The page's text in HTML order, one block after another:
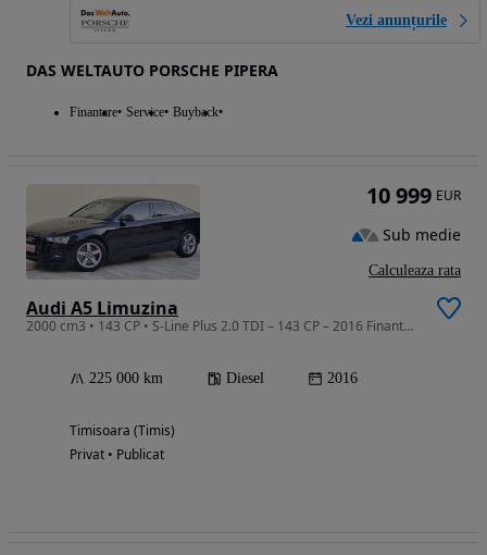
Vezi anunțurile
DAS WELTAUTO PORSCHE PIPERA
Finantare Service Buyback
Audi A5 Limuzina
2000 cm3 • 143 CP • S-Line Plus 2.0 TDI – 143 CP – 2016 Finantare Livrare Garantie
225 000 km Diesel 2016
Timisoara (Timis)
Privat • Publicat
10 999 EUR
Sub medie
Calculeaza rata